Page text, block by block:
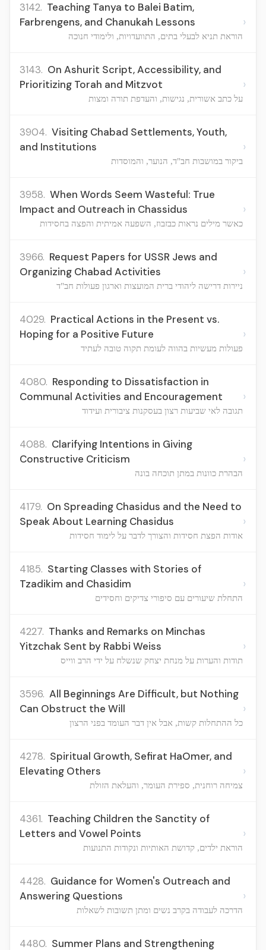
3142. Teaching Tanya to Balei Batim,
Farbrengens, and Chanukah Lessons
הוראת תניא לבעלי בתים, התוועדויות, ולימודי חנוכה
›
3143. On Ashurit Script, Accessibility, and
Prioritizing Torah and Mitzvot
על כתב אשורית, נגישות, והעדפת תורה ומצות
›
3904. Visiting Chabad Settlements, Youth,
and Institutions
ביקור במושבות חב"ד, הנוער, והמוסדות
›
3958. When Words Seem Wasteful: True
Impact and Outreach in Chassidus
כאשר מילים נראות כבזבוז, השפעה אמיתית והפצה בחסידות
›
3966. Request Papers for USSR Jews and
Organizing Chabad Activities
ניירות דרישה ליהודי ברית המועצות וארגון פעולות חב"ד
›
4029. Practical Actions in the Present vs.
Hoping for a Positive Future
פעולות מעשיות בהווה לעומת תקוה טובה לעתיד
›
4080. Responding to Dissatisfaction in
Communal Activities and Encouragement
תגובה לאי שביעות רצון בעסקנות ציבורית ועידוד
›
4088. Clarifying Intentions in Giving
Constructive Criticism
הבהרת כוונות במתן תוכחה בונה
›
4179. On Spreading Chasidus and the Need to
Speak About Learning Chasidus
אודות הפצת חסידות והצורך לדבר על לימוד חסידות
›
4185. Starting Classes with Stories of
Tzadikim and Chasidim
התחלת שיעורים עם סיפורי צדיקים וחסידים
›
4227. Thanks and Remarks on Minchas
Yitzchak Sent by Rabbi Weiss
תודות והערות על מנחת יצחק שנשלח על ידי הרב ווייס
›
3596. All Beginnings Are Difficult, but Nothing
Can Obstruct the Will
כל ההתחלות קשות, אבל אין דבר העומד בפני הרצון
›
4278. Spiritual Growth, Sefirat HaOmer, and
Elevating Others
צמיחה רוחנית, ספירת העומר, והעלאת הזולת
›
4361. Teaching Children the Sanctity of
Letters and Vowel Points
הוראת ילדים, קדושת האותיות ונקודות התנועות
›
4428. Guidance for Women's Outreach and
Answering Questions
הדרכה לעבודה בקרב נשים ומתן תשובות לשאלות
›
4480. Summer Plans and Strengthening